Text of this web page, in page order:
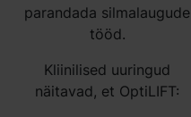
parandada silmalaugude
tööd.
Kliinilised uuringud
näitavad, et OptiLIFT: